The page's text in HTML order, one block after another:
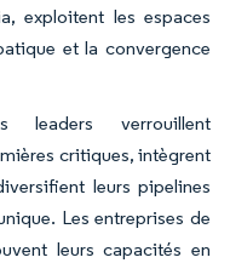
exploitent les espaces
et la convergence
verrouillent
critiques, intègrent
leurs pipelines
Les entreprises de
leurs capacités en